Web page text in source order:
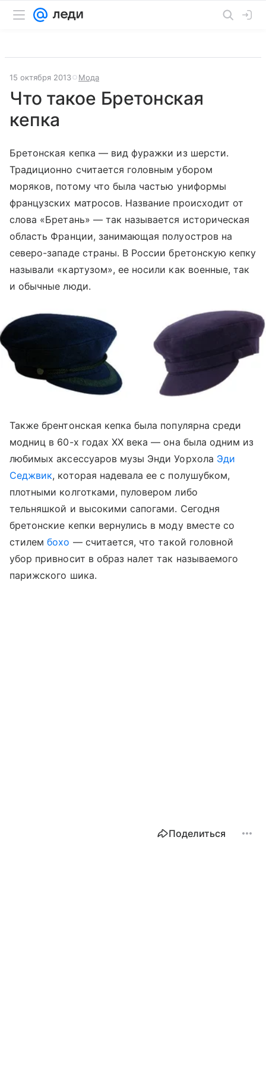
15 октября 2013 Мода
Что такое Бретонская
кепка
Бретонская кепка — вид фуражки из шерсти.
Традиционно считается головным убором
моряков, потому что была частью униформы
французских матросов. Название происходит от
слова «Бретань» — так называется историческая
область Франции, занимающая полуостров на
северо-западе страны. В России бретонскую кепку
называли «картузом», ее носили как военные, так
и обычные люди.
Также брентонская кепка была популярна среди
модниц в 60-х годах XX века — она была одним из
любимых аксессуаров музы Энди Уорхола Эди
Седжвик, которая надевала ее с полушубком,
плотными колготками, пуловером либо
тельняшкой и высокими сапогами. Сегодня
бретонские кепки вернулись в моду вместе со
стилембохо — считается, что такой головной
убор привносит в образ налет так называемого
парижского шика.
Поделиться